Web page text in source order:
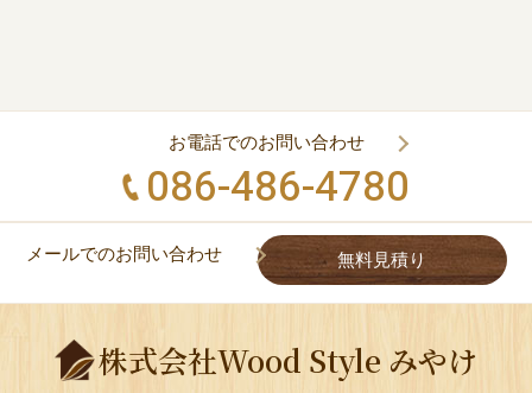
お電話でのお問い合わせ
086-486-4780
メールでのお問い合わせ 無料見積り
株式会社Wood Style みやけ